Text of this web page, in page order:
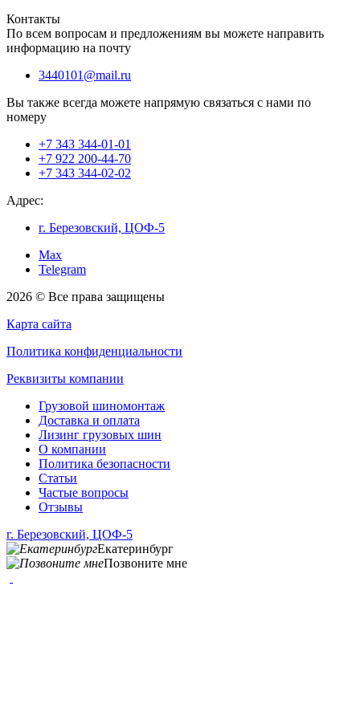
Контакты
По всем вопросам и предложениям вы можете направить
информацию на почту
3440101@mail.ru
Вы также всегда можете напрямую связаться с нами по
номеру
+7 343 344-01-01
+7 922 200-44-70
+7 343 344-02-02
Адрес:
г. Березовский, ЦОФ-5
Max
Telegram
2026 © Все права защищены
Карта сайта
Политика конфиденциальности
Реквизиты компании
Грузовой шиномонтаж
Доставка и оплата
Лизинг грузовых шин
О компании
Политика безопасности
Статьи
Частые вопросы
Отзывы
г. Березовский, ЦОФ-5
Екатеринбург
Позвоните мне